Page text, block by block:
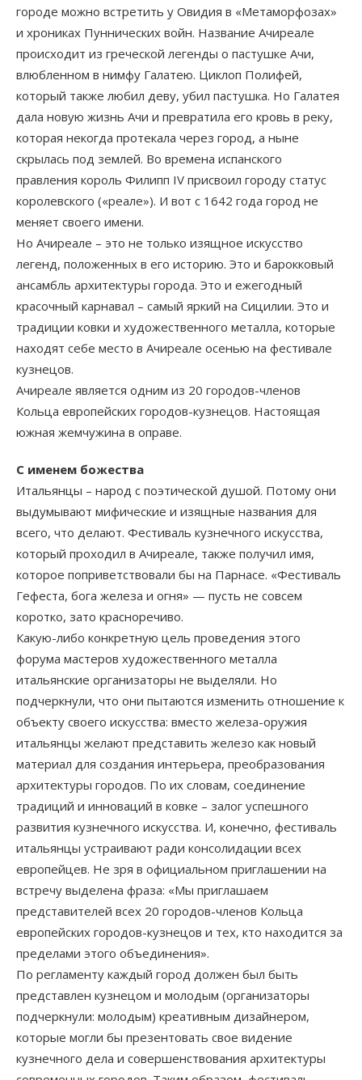
городе можно встретить у Овидия в «Метаморфозах»
и хрониках Пуннических войн. Название Ачиреале
происходит из греческой легенды о пастушке Ачи,
влюбленном в нимфу Галатею. Циклоп Полифей,
который также любил деву, убил пастушка. Но Галатея
дала новую жизнь Ачи и превратила его кровь в реку,
которая некогда протекала через город, а ныне
скрылась под землей. Во времена испанского
правления король Филипп IV присвоил городу статус
королевского («реале»). И вот с 1642 года город не
меняет своего имени.
Но Ачиреале – это не только изящное искусство
легенд, положенных в его историю. Это и барокковый
ансамбль архитектуры города. Это и ежегодный
красочный карнавал – самый яркий на Сицилии. Это и
традиции ковки и художественного металла, которые
находят себе место в Ачиреале осенью на фестивале
кузнецов.
Ачиреале является одним из 20 городов-членов
Кольца европейских городов-кузнецов. Настоящая
южная жемчужина в оправе.
С именем божества
Итальянцы – народ с поэтической душой. Потому они
выдумывают мифические и изящные названия для
всего, что делают. Фестиваль кузнечного искусства,
который проходил в Ачиреале, также получил имя,
которое поприветствовали бы на Парнасе. «Фестиваль
Гефеста, бога железа и огня» — пусть не совсем
коротко, зато красноречиво.
Какую-либо конкретную цель проведения этого
форума мастеров художественного металла
итальянские организаторы не выделяли. Но
подчеркнули, что они пытаются изменить отношение к
объекту своего искусства: вместо железа-оружия
итальянцы желают представить железо как новый
материал для создания интерьера, преобразования
архитектуры городов. По их словам, соединение
традиций и инноваций в ковке – залог успешного
развития кузнечного искусства. И, конечно, фестиваль
итальянцы устраивают ради консолидации всех
европейцев. Не зря в официальном приглашении на
встречу выделена фраза: «Мы приглашаем
представителей всех 20 городов-членов Кольца
европейских городов-кузнецов и тех, кто находится за
пределами этого объединения».
По регламенту каждый город должен был быть
представлен кузнецом и молодым (организаторы
подчеркнули: молодым) креативным дизайнером,
которые могли бы презентовать свое видение
кузнечного дела и совершенствования архитектуры